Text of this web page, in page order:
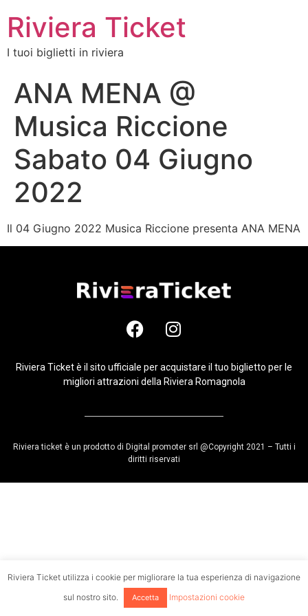
Riviera Ticket
I tuoi biglietti in riviera
ANA MENA @
Musica Riccione
Sabato 04 Giugno
2022
Il 04 Giugno 2022 Musica Riccione presenta ANA MENA
Riviera Ticket è il sito ufficiale per acquistare il tuo biglietto per le
migliori attrazioni della Riviera Romagnola
Riviera ticket è un prodotto di Digital promoter srl @Copyright 2021 – Tutti i
diritti riservati
Riviera Ticket utilizza i cookie per migliorare la tua esperienza di navigazione
sul nostro sito.
Accetta Impostazioni cookie